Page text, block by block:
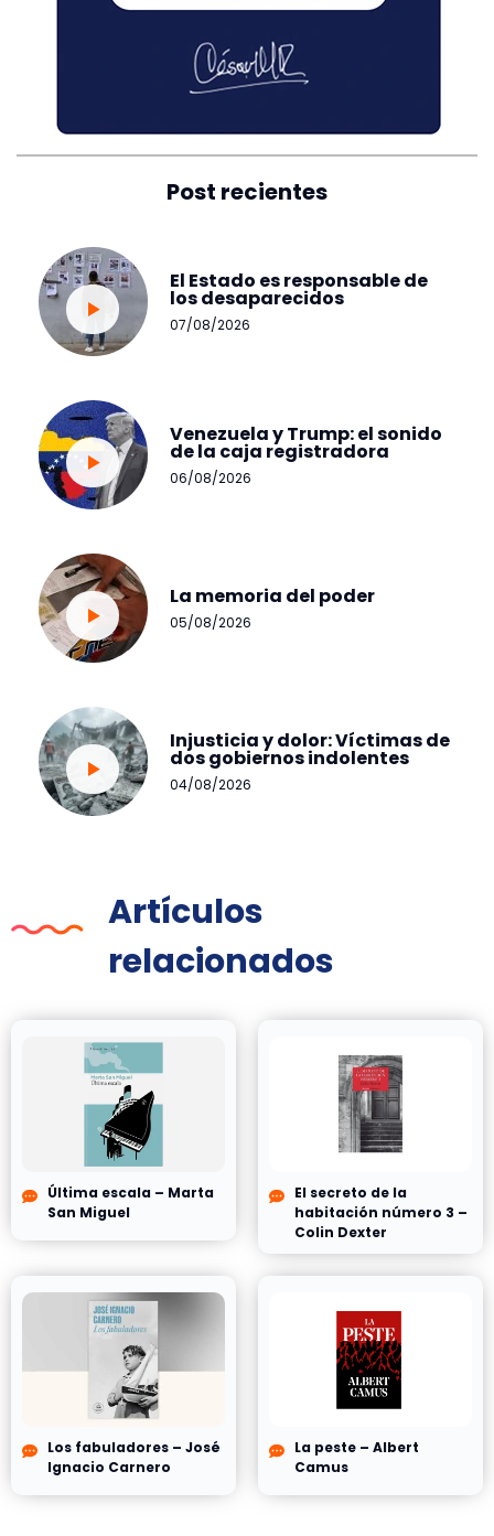
Post recientes
El Estado es responsable de
los desaparecidos
07/08/2026
Venezuela y Trump: el sonido
de la caja registradora
06/08/2026
La memoria del poder
05/08/2026
Injusticia y dolor: Víctimas de
dos gobiernos indolentes
04/08/2026
Artículos
relacionados
Última escala – Marta
San Miguel
El secreto de la
habitación número 3 –
Colin Dexter
Los fabuladores – José
Ignacio Carnero
La peste – Albert
Camus